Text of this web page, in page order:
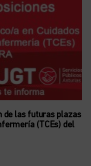
de las futuras plazas
(TCEs) del